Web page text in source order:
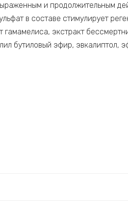
и продолжительным
в составе стимулирует
экстракт
бутиловый эфир, эвкалиптол,